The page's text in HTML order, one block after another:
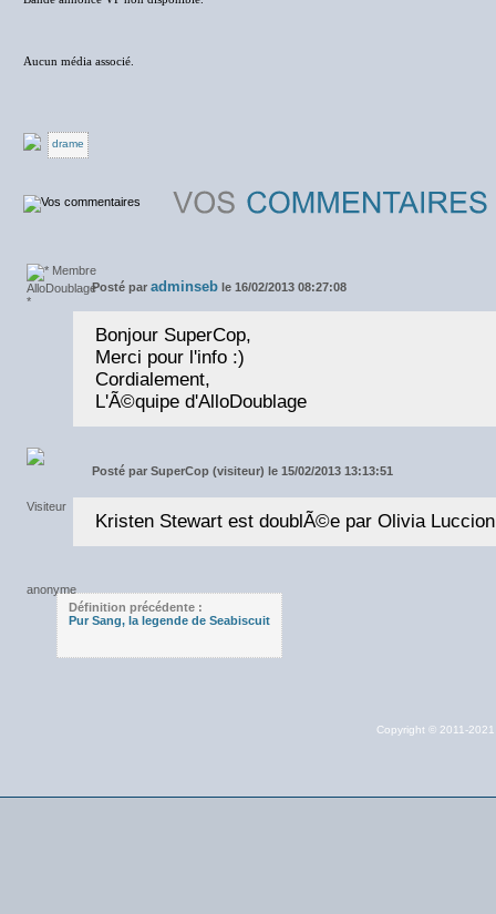
Aucun média associé.
drame
Posté par adminseb le 16/02/2013 08:27:08
Bonjour SuperCop,
Merci pour l'info :)
Cordialement,
L'Ã©quipe d'AlloDoublage
Posté par SuperCop (visiteur) le 15/02/2013 13:13:51
Kristen Stewart est doublÃ©e par Olivia
Définition précédente :
Pur Sang, la legende de Seabiscuit
Copyright © 2011-